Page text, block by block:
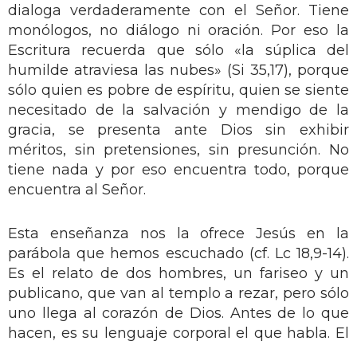
dialoga verdaderamente con el Señor. Tiene
monólogos, no diálogo ni oración. Por eso la
Escritura recuerda que sólo «la súplica del
humilde atraviesa las nubes» (Si 35,17), porque
sólo quien es pobre de espíritu, quien se siente
necesitado de la salvación y mendigo de la
gracia, se presenta ante Dios sin exhibir
méritos, sin pretensiones, sin presunción. No
tiene nada y por eso encuentra todo, porque
encuentra al Señor.
Esta enseñanza nos la ofrece Jesús en la
parábola que hemos escuchado (cf. Lc 18,9-14).
Es el relato de dos hombres, un fariseo y un
publicano, que van al templo a rezar, pero sólo
uno llega al corazón de Dios. Antes de lo que
hacen, es su lenguaje corporal el que habla. El